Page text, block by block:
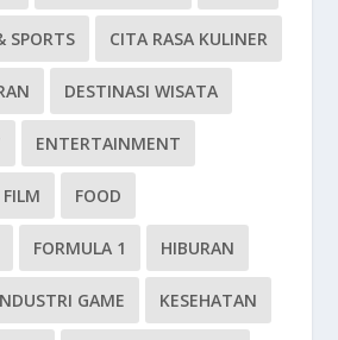
SPORTS CITA RASA KULINER
DESTINASI WISATA
ENTERTAINMENT
FILM FOOD
FORMULA 1 HIBURAN
GAME KESEHATAN